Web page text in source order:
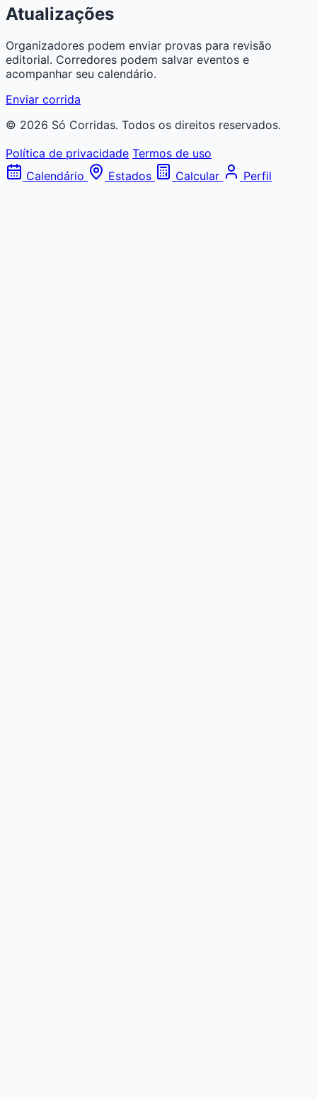
Atualizações
Organizadores podem enviar provas para revisão
editorial. Corredores podem salvar eventos e
acompanhar seu calendário.
Enviar corrida
© 2026 Só Corridas. Todos os direitos reservados.
Política de privacidade Termos de uso
Calendário
Estados Calcular Perfil